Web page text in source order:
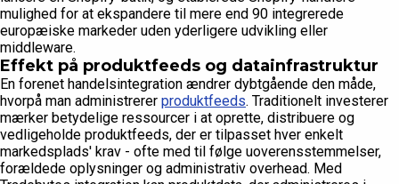
mulighed for at ekspandere til mere end 90 integrerede
europæiske markeder uden yderligere udvikling eller
middleware.
Effekt på produktfeeds og datainfrastruktur
En forenet handelsintegration ændrer dybtgående den måde,
hvorpå man administrerer produktfeeds. Traditionelt investerer
mærker betydelige ressourcer i at oprette, distribuere og
vedligeholde produktfeeds, der er tilpasset hver enkelt
markedsplads' krav - ofte med til følge uoverensstemmelser,
forældede oplysninger og administrativ overhead. Med